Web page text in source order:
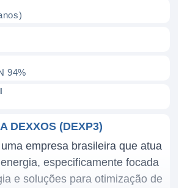
94%
DEXXOS (DEXP3)
empresa brasileira que atua
especificamente focada
e soluções para otimização de